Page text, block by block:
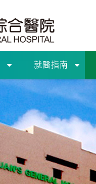
就醫指南